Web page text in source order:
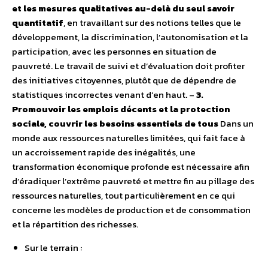
et les mesures qualitatives au-delà du seul savoir
quantitatif, en travaillant sur des notions telles que le
développement, la discrimination, l’autonomisation et la
participation, avec les personnes en situation de
pauvreté. Le travail de suivi et d’évaluation doit profiter
des initiatives citoyennes, plutôt que de dépendre de
statistiques incorrectes venant d’en haut.–3.
Promouvoir les emplois décents et la protection
sociale, couvrir les besoins essentiels de tousDans un
monde aux ressources naturelles limitées, qui fait face à
un accroissement rapide des inégalités, une
transformation économique profonde est nécessaire afin
d’éradiquer l’extrême pauvreté et mettre fin au pillage des
ressources naturelles, tout particulièrement en ce qui
concerne les modèles de production et de consommation
et la répartition des richesses.
Sur le terrain :